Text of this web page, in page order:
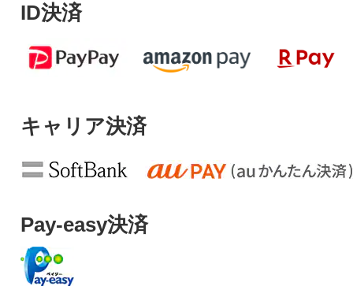
ID決済
キャリア決済
Pay-easy決済